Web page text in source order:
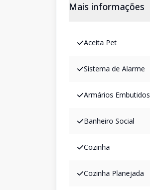
Mais informações
Aceita Pet
Sistema de Alarme
Armários Embutidos
Banheiro Social
Cozinha
Cozinha Planejada